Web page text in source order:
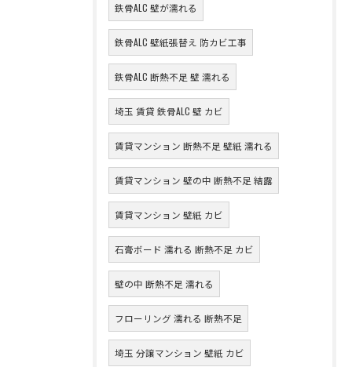
鉄骨ALC 壁が濡れる
鉄骨ALC 壁紙張替え 防カビ工事
鉄骨ALC 断熱不足 壁 濡れる
埼玉 賃貸 鉄骨ALC 壁 カビ
賃貸マンション 断熱不足 壁紙 濡れる
賃貸マンション 壁の中 断熱不足 結露
賃貸マンション 壁紙 カビ
石膏ボード 濡れる 断熱不足 カビ
壁の中 断熱不足 濡れる
フローリング 濡れる 断熱不足
埼玉 分譲マンション 壁紙 カビ